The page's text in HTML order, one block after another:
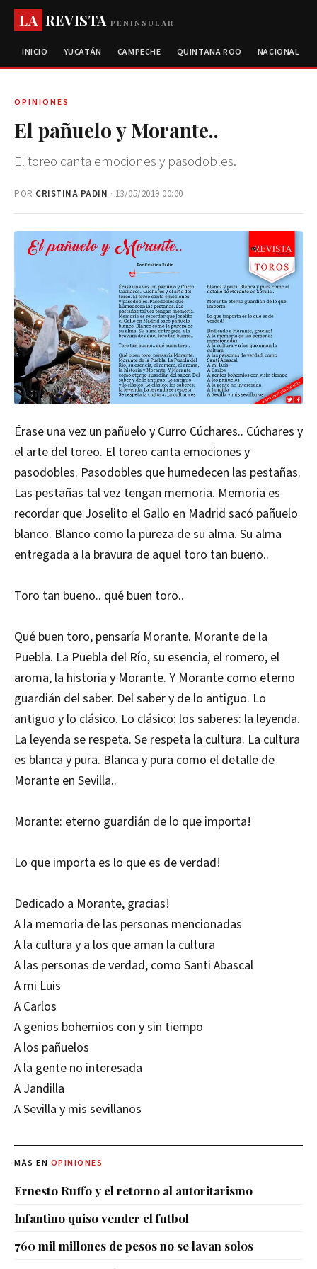
LA REVISTAPENINSULAR
INICIO YUCATÁN CAMPECHE QUINTANA ROO NACIONAL
OPINIONES
El pañuelo y Morante..
El toreo canta emociones y pasodobles.
POR CRISTINA PADIN · 13/05/2019 00:00
Érase una vez un pañuelo y Curro Cúchares.. Cúchares y
el arte del toreo. El toreo canta emociones y
pasodobles. Pasodobles que humedecen las pestañas.
Las pestañas tal vez tengan memoria. Memoria es
recordar que Joselito el Gallo en Madrid sacó pañuelo
blanco. Blanco como la pureza de su alma. Su alma
entregada a la bravura de aquel toro tan bueno..
Toro tan bueno.. qué buen toro..
Qué buen toro, pensaría Morante. Morante de la
Puebla. La Puebla del Río, su esencia, el romero, el
aroma, la historia y Morante. Y Morante como eterno
guardián del saber. Del saber y de lo antiguo. Lo
antiguo y lo clásico. Lo clásico: los saberes: la leyenda.
La leyenda se respeta. Se respeta la cultura. La cultura
es blanca y pura. Blanca y pura como el detalle de
Morante en Sevilla..
Morante: eterno guardián de lo que importa!
Lo que importa es lo que es de verdad!
Dedicado a Morante, gracias!
A la memoria de las personas mencionadas
A la cultura y a los que aman la cultura
A las personas de verdad, como Santi Abascal
A mi Luis
A Carlos
A genios bohemios con y sin tiempo
A los pañuelos
A la gente no interesada
A Jandilla
A Sevilla y mis sevillanos
MÁS EN OPINIONES
Ernesto Ruffo y el retorno al autoritarismo
Infantino quiso vender el futbol
760 mil millones de pesos no se lavan solos